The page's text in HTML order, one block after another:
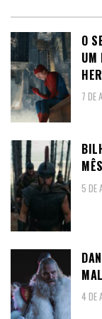
O
UM
7 DE
5 DE
4 DE